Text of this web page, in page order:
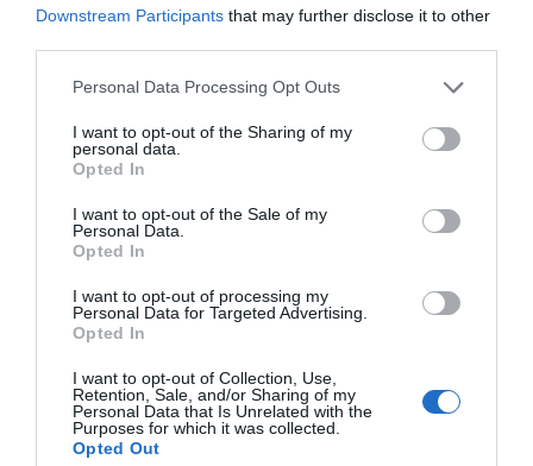
Downstream Participants that may further disclose it to other
Personal Data Processing Opt Outs
I want to opt-out of the Sharing of my
personal data.
Opted In
I want to opt-out of the Sale of my
Personal Data.
Opted In
I want to opt-out of processing my
Personal Data for Targeted Advertising.
Opted In
I want to opt-out of Collection, Use,
Retention, Sale, and/or Sharing of my
Personal Data that Is Unrelated with the
Purposes for which it was collected.
Opted Out